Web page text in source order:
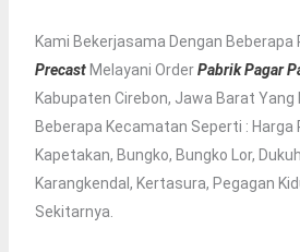
Kami Bekerjasama Dengan Beberapa
PrecastMelayani OrderPabrik Pagar
Kabupaten Cirebon, Jawa Barat Yang
Beberapa Kecamatan Seperti : Harga
Kapetakan, Bungko, Bungko Lor,
Karangkendal, Kertasura, Pegagan
Sekitarnya.